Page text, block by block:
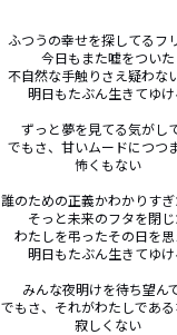
ふつうの幸せを探してるフ
今日もまた嘘をついた
不自然な手触りさえ疑わな
明日もたぶん生きてゆけ
ずっと夢を見てる気がし
でもさ、甘いムードにつつ
怖くもない
誰のための正義かわかりすぎ
そっと未来のフタを閉じ
わたしを弔ったその日を
明日もたぶん生きてゆけ
みんな夜明けを待ち望ん
でもさ、それがわたしであ
寂しくない